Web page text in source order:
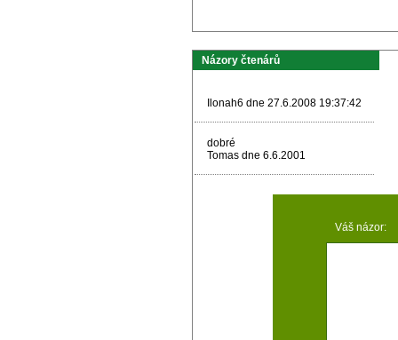
Názory čtenárů
Ilonah6 dne 27.6.2008 19:37:42
dobré
Tomas dne 6.6.2001
Váš názor: